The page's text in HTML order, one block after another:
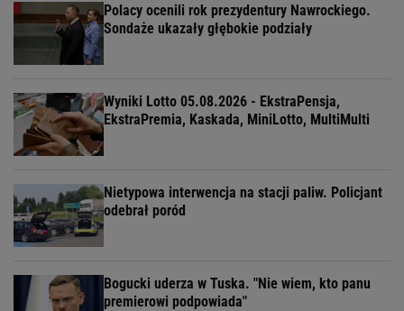
Polacy ocenili rok prezydentury Nawrockiego.
Sondaże ukazały głębokie podziały
Wyniki Lotto 05.08.2026 - EkstraPensja,
EkstraPremia, Kaskada, MiniLotto, MultiMulti
Nietypowa interwencja na stacji paliw. Policjant
odebrał poród
Bogucki uderza w Tuska. "Nie wiem, kto panu
premierowi podpowiada"